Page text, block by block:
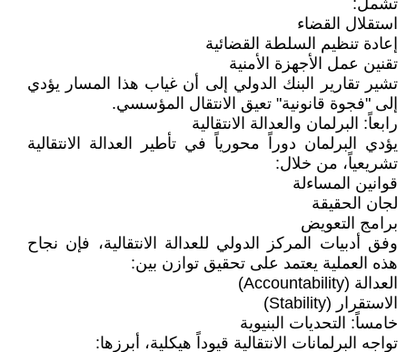
تشمل:
استقلال القضاء
إعادة تنظيم السلطة القضائية
تقنين عمل الأجهزة الأمنية
تشير تقارير البنك الدولي إلى أن غياب هذا المسار يؤدي
إلى "فجوة قانونية" تعيق الانتقال المؤسسي.
رابعاً: البرلمان والعدالة الانتقالية
يؤدي البرلمان دوراً محورياً في تأطير العدالة الانتقالية
تشريعياً، من خلال:
قوانين المساءلة
لجان الحقيقة
برامج التعويض
وفق أدبيات المركز الدولي للعدالة الانتقالية، فإن نجاح
هذه العملية يعتمد على تحقيق توازن بين:
العدالة (Accountability)
الاستقرار (Stability)
خامساً: التحديات البنيوية
تواجه البرلمانات الانتقالية قيوداً هيكلية، أبرزها: